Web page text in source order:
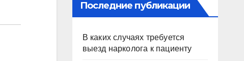
Последние публикации
В каких случаях требуется
выезд нарколога к пациенту